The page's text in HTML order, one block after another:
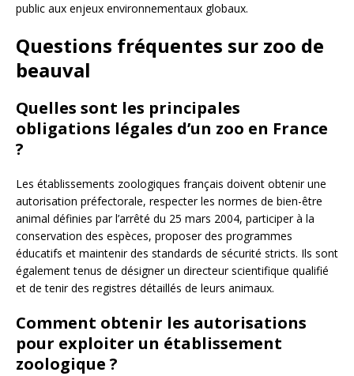
public aux enjeux environnementaux globaux.
Questions fréquentes sur zoo de
beauval
Quelles sont les principales
obligations légales d’un zoo en France
?
Les établissements zoologiques français doivent obtenir une
autorisation préfectorale, respecter les normes de bien-être
animal définies par l’arrêté du 25 mars 2004, participer à la
conservation des espèces, proposer des programmes
éducatifs et maintenir des standards de sécurité stricts. Ils sont
également tenus de désigner un directeur scientifique qualifié
et de tenir des registres détaillés de leurs animaux.
Comment obtenir les autorisations
pour exploiter un établissement
zoologique ?